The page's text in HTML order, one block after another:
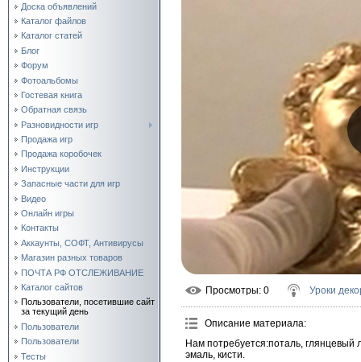
Доска объявлений
Каталог файлов
Каталог статей
Блог
Форум
Фотоальбомы
Гостевая книга
Обратная связь
Разновидности игр
Продажа игр
Продажа коробочек
Инструкции
Запасные части для игр
Видео
Онлайн игры
Контакты
Аккаунты, СОФТ, Антивирусы
Магазин разных товаров
ПОЧТА РФ ОТСЛЕЖИВАНИЕ
Каталог сайтов
Пользователи, посетившие сайт
за текущий день
Пользователи
Пользователи
Тесты
Просмотры: 0 Уроки
Описание материала:
Нам потребуется:поталь, глянцевый
эмаль, кисти.